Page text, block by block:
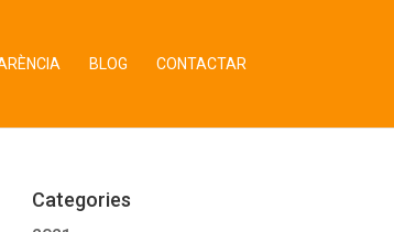
BLOG CONTACTAR
Categories